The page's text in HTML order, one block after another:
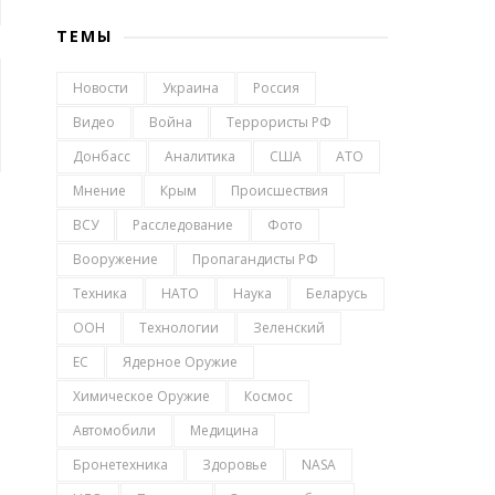
ТЕМЫ
Новости Украина
Россия
Видео
Война
Террористы РФ
Донбасс
Аналитика США
АТО
Мнение
Крым
Происшествия
ВСУ
Расследование
Фото
Вооружение
Пропагандисты РФ
Техника
НАТО Наука
Беларусь
ООН
Технологии
Зеленский
ЕС
Ядерное Оружие
Химическое Оружие
Космос
Автомобили
Медицина
Бронетехника
Здоровье
NASA